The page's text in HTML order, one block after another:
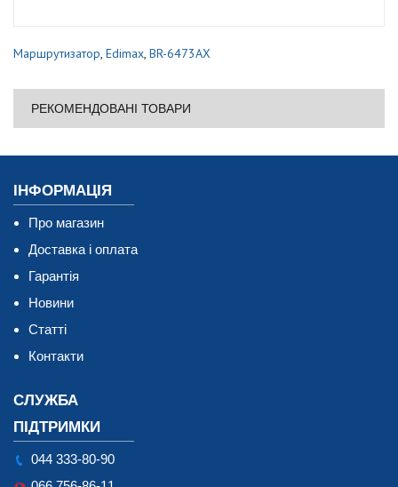
Маршрутизатор, Edimax, BR-6473AX
РЕКОМЕНДОВАНІ ТОВАРИ
ІНФОРМАЦІЯ
Про магазин
Доставка і оплата
Гарантія
Новини
Статті
Контакти
СЛУЖБА
ПІДТРИМКИ
044 333-80-90